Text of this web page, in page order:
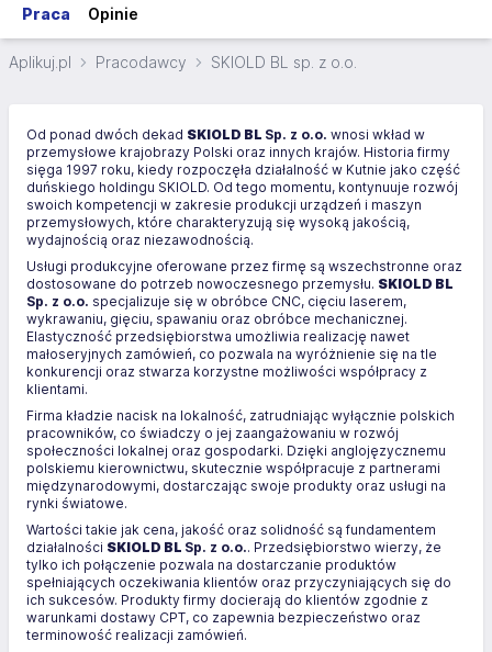
Praca Opinie
Aplikuj.pl Pracodawcy SKIOLD BL sp. z o.o.
Od ponad dwóch dekad SKIOLD BL Sp. z o.o. wnosi wkład w
przemysłowe krajobrazy Polski oraz innych krajów. Historia firmy
sięga 1997 roku, kiedy rozpoczęła działalność w Kutnie jako część
duńskiego holdingu SKIOLD. Od tego momentu, kontynuuje rozwój
swoich kompetencji w zakresie produkcji urządzeń i maszyn
przemysłowych, które charakteryzują się wysoką jakością,
wydajnością oraz niezawodnością.
Usługi produkcyjne oferowane przez firmę są wszechstronne oraz
dostosowane do potrzeb nowoczesnego przemysłu. SKIOLD BL
Sp. z o.o. specjalizuje się w obróbce CNC, cięciu laserem,
wykrawaniu, gięciu, spawaniu oraz obróbce mechanicznej.
Elastyczność przedsiębiorstwa umożliwia realizację nawet
małoseryjnych zamówień, co pozwala na wyróżnienie się na tle
konkurencji oraz stwarza korzystne możliwości współpracy z
klientami.
Firma kładzie nacisk na lokalność, zatrudniając wyłącznie polskich
pracowników, co świadczy o jej zaangażowaniu w rozwój
społeczności lokalnej oraz gospodarki. Dzięki anglojęzycznemu
polskiemu kierownictwu, skutecznie współpracuje z partnerami
międzynarodowymi, dostarczając swoje produkty oraz usługi na
rynki światowe.
Wartości takie jak cena, jakość oraz solidność są fundamentem
działalności SKIOLD BL Sp. z o.o.. Przedsiębiorstwo wierzy, że
tylko ich połączenie pozwala na dostarczanie produktów
spełniających oczekiwania klientów oraz przyczyniających się do
ich sukcesów. Produkty firmy docierają do klientów zgodnie z
warunkami dostawy CPT, co zapewnia bezpieczeństwo oraz
terminowość realizacji zamówień.